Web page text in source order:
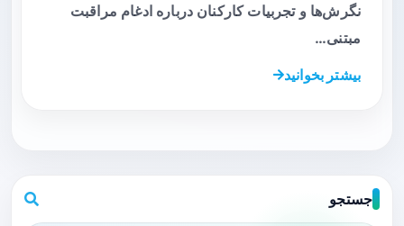
نگرش‌ها و تجربیات کارکنان درباره ادغام مراقبت
مبتنی…
بیشتر بخوانید
جستجو